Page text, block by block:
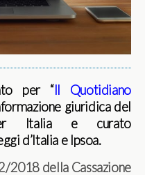
per “Il Quotidiano
giuridica del
Italia e curato
d’Italia e Ipsoa.
2018 della Cassazione